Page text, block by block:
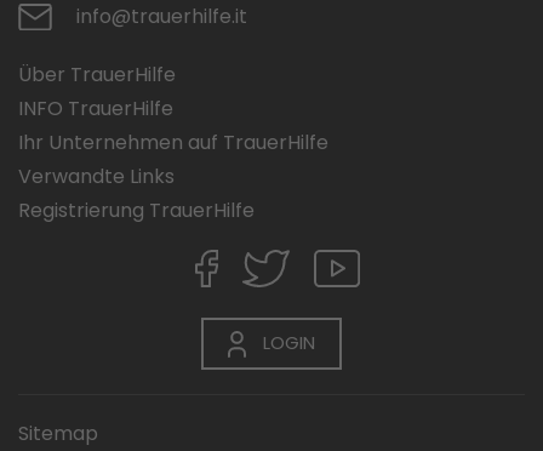
info@trauerhilfe.it
Über TrauerHilfe
INFO TrauerHilfe
Ihr Unternehmen auf TrauerHilfe
Verwandte Links
Registrierung TrauerHilfe
LOGIN
Sitemap